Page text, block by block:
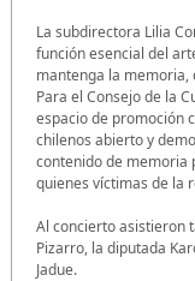
La subdirectora Lilia
función esencial del
mantenga la
Para el Consejo de la
espacio de promoción
chilenos abierto y
contenido de memoria
quienes víctimas de la
Al concierto asistieron
Pizarro, la diputada
Jadue.